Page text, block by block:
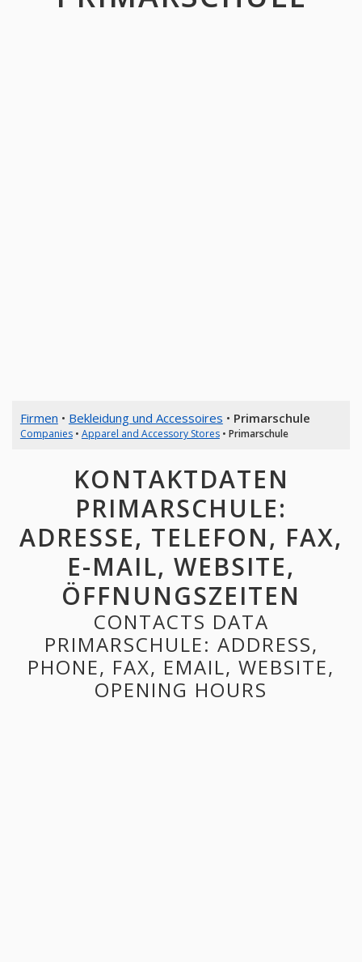
Firmen • Bekleidung und Accessoires • Primarschule
Companies• Apparel and Accessory Stores• Primarschule
KONTAKTDATEN
PRIMARSCHULE:
ADRESSE, TELEFON, FAX,
E-MAIL, WEBSITE,
ÖFFNUNGSZEITEN
CONTACTS DATA
PRIMARSCHULE: ADDRESS,
PHONE, FAX, EMAIL, WEBSITE,
OPENING HOURS